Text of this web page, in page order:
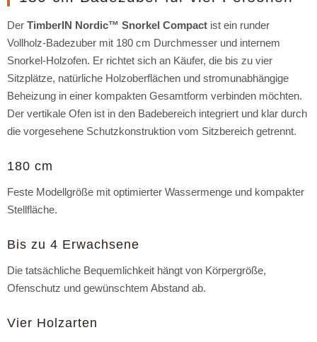
Der TimberIN Nordic™ Snorkel Compact ist ein runder
Vollholz-Badezuber mit 180 cm Durchmesser und internem
Snorkel-Holzofen. Er richtet sich an Käufer, die bis zu vier
Sitzplätze, natürliche Holzoberflächen und stromunabhängige
Beheizung in einer kompakten Gesamtform verbinden möchten.
Der vertikale Ofen ist in den Badebereich integriert und klar durch
die vorgesehene Schutzkonstruktion vom Sitzbereich getrennt.
180 cm
Feste Modellgröße mit optimierter Wassermenge und kompakter
Stellfläche.
Bis zu 4 Erwachsene
Die tatsächliche Bequemlichkeit hängt von Körpergröße,
Ofenschutz und gewünschtem Abstand ab.
Vier Holzarten